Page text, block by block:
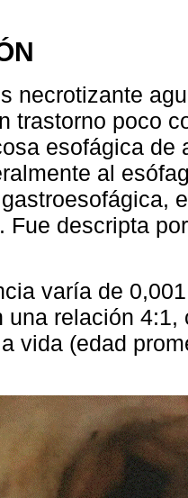
necrotizante
trastorno poco
esofágica de
al
Fue descripta
varía de
una relación
vida (edad